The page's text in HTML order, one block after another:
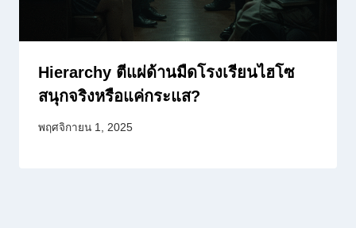
Hierarchy ตีแผ่ด้านมืดโรงเรียนไฮโซ
สนุกจริงหรือแค่กระแส?
พฤศจิกายน 1, 2025